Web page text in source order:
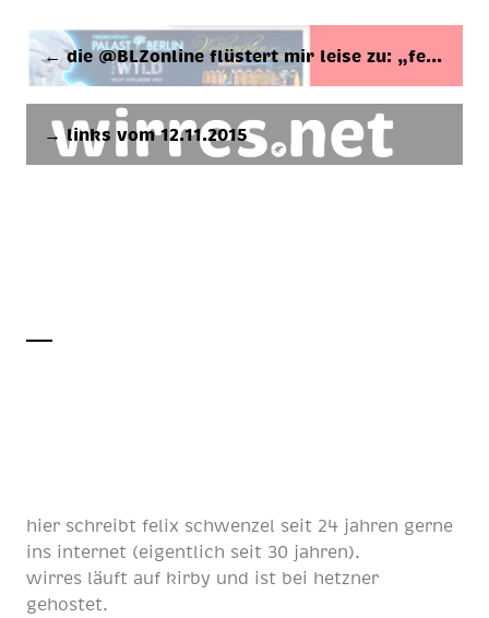
← die @BL­Zon­line flüs­tert mir lei­se zu: „fe…
→ links vom 12.11.2015
hier schreibt felix schwenzel seit 24 jahren gerne
ins internet (eigentlich seit 30 jahren).
wirres läuft auf kirby und ist bei hetzner
gehostet.